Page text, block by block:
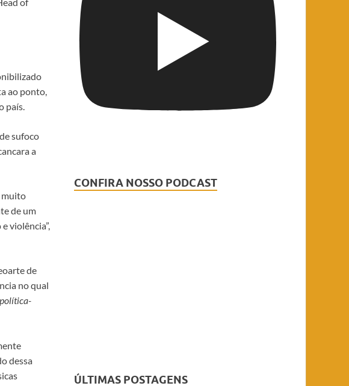
ao ponto,
país.
sufoco
a
muito
de um
violência”,
de
no qual
dessa
CONFIRA NOSSO PODCAST
ÚLTIMAS POSTAGENS